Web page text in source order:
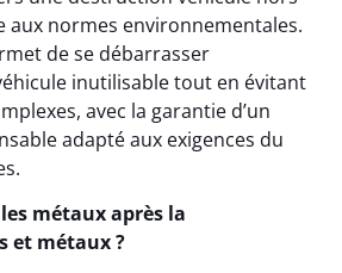
aux normes environnementales.
de se débarrasser
inutilisable tout en évitant
avec la garantie d’un
adapté aux exigences du
métaux après la
et métaux ?